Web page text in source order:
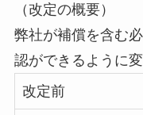
（改定の概要）
弊社が補償を含む
認ができるように
改定前